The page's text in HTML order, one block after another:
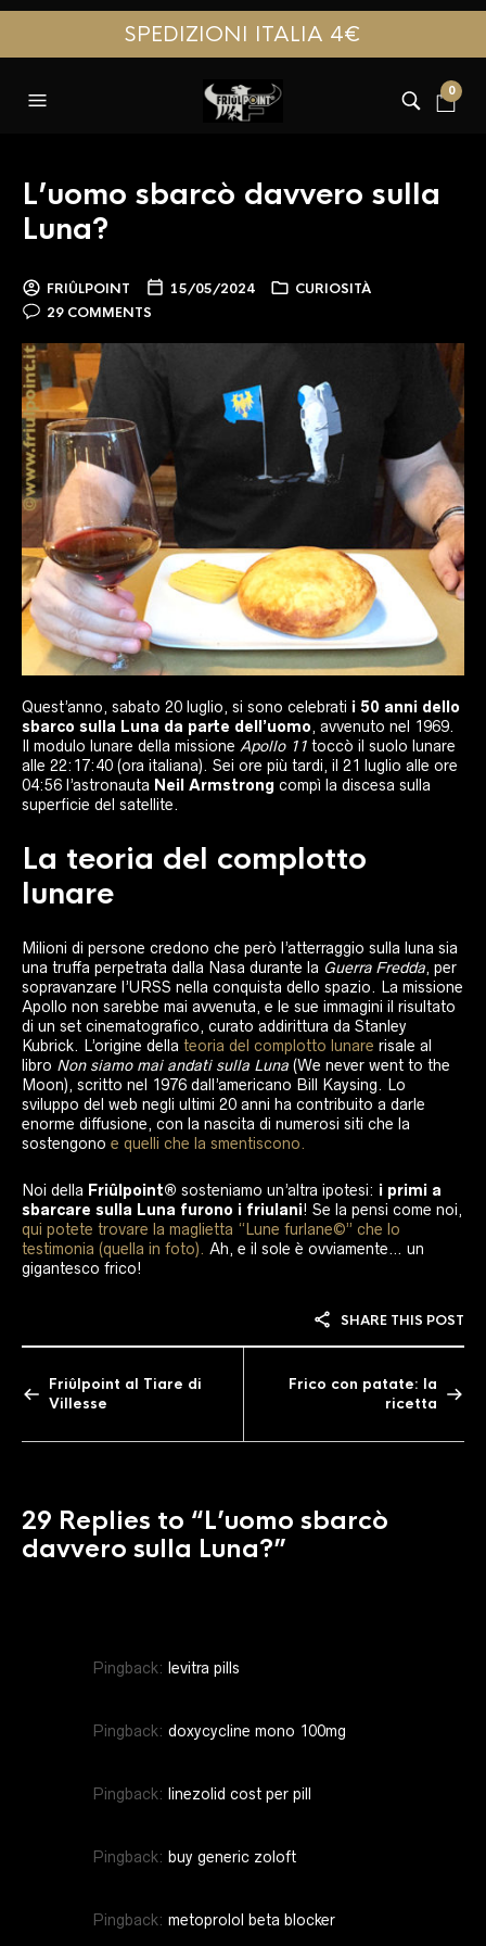
SPEDIZIONI ITALIA 4€
0
L’uomo sbarcò davvero sulla
Luna?
FRIÛLPOINT 15/05/2024
CURIOSITÀ
29 COMMENTS
Quest’anno, sabato 20 luglio, si sono celebrati i 50 anni dello
sbarco sulla Luna da parte dell’uomo, avvenuto nel 1969.
Il modulo lunare della missione Apollo 11 toccò il suolo lunare
alle 22:17:40 (ora italiana). Sei ore più tardi, il 21 luglio alle ore
04:56 l’astronauta Neil Armstrong compì la discesa sulla
superficie del satellite.
La teoria del complotto
lunare
Milioni di persone credono che però l’atterraggio sulla luna sia
una truffa perpetrata dalla Nasa durante la Guerra Fredda, per
sopravanzare l’URSS nella conquista dello spazio. La missione
Apollo non sarebbe mai avvenuta, e le sue immagini il risultato
di un set cinematografico, curato addirittura da Stanley
Kubrick. L’origine della teoria del complotto lunare risale al
libro Non siamo mai andati sulla Luna (We never went to the
Moon), scritto nel 1976 dall’americano Bill Kaysing. Lo
sviluppo del web negli ultimi 20 anni ha contribuito a darle
enorme diffusione, con la nascita di numerosi siti che la
sostengono e quelli che la smentiscono.
Noi della Friûlpoint® sosteniamo un’altra ipotesi: i primi a
sbarcare sulla Luna furono i friulani! Se la pensi come noi,
qui potete trovare la maglietta “Lune furlane©” che lo
testimonia (quella in foto).
Ah, e il sole è ovviamente… un
gigantesco frico!
SHARE THIS POST
Friûlpoint al Tiare di
Villesse
Frico con patate: la
ricetta
29 Replies to “L’uomo sbarcò
davvero sulla Luna?”
Pingback: levitra pills
Pingback: doxycycline mono 100mg
Pingback: linezolid cost per pill
Pingback: buy generic zoloft
Pingback: metoprolol beta blocker